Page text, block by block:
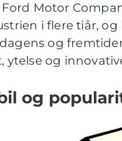
Motor
i flere tiår,
og
ytelse og
og